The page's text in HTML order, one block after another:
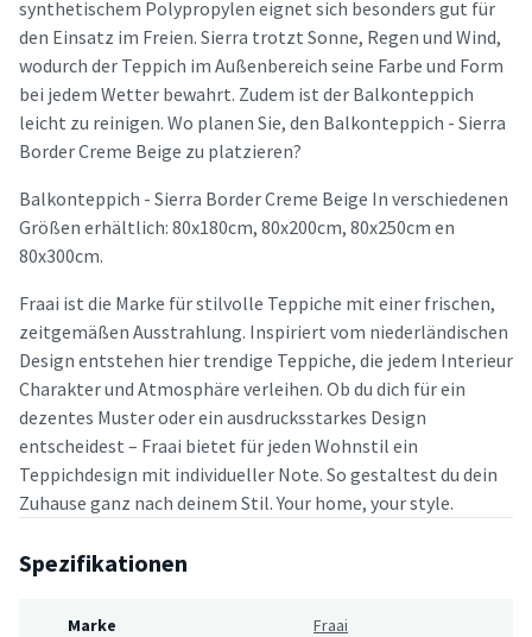
synthetischem Polypropylen eignet sich besonders gut für
den Einsatz im Freien. Sierra trotzt Sonne, Regen und Wind,
wodurch der Teppich im Außenbereich seine Farbe und Form
bei jedem Wetter bewahrt. Zudem ist der Balkonteppich
leicht zu reinigen. Wo planen Sie, den Balkonteppich - Sierra
Border Creme Beige zu platzieren?
Balkonteppich - Sierra Border Creme Beige In verschiedenen
Größen erhältlich: 80x180cm, 80x200cm, 80x250cm en
80x300cm.
Fraai ist die Marke für stilvolle Teppiche mit einer frischen,
zeitgemäßen Ausstrahlung. Inspiriert vom niederländischen
Design entstehen hier trendige Teppiche, die jedem Interieur
Charakter und Atmosphäre verleihen. Ob du dich für ein
dezentes Muster oder ein ausdrucksstarkes Design
entscheidest – Fraai bietet für jeden Wohnstil ein
Teppichdesign mit individueller Note. So gestaltest du dein
Zuhause ganz nach deinem Stil. Your home, your style.
Spezifikationen
Marke Fraai